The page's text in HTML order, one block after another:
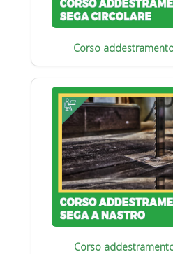
Corso
Corso